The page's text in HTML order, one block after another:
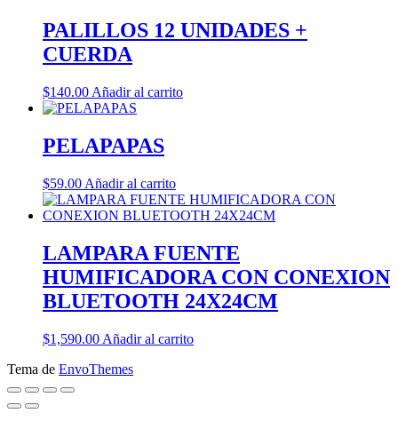
PALILLOS 12 UNIDADES +
CUERDA
$140.00 Añadir al carrito
PELAPAPAS
$59.00 Añadir al carrito
LAMPARA FUENTE
HUMIFICADORA CON CONEXION
BLUETOOTH 24X24CM
$1,590.00 Añadir al carrito
Tema de EnvoThemes